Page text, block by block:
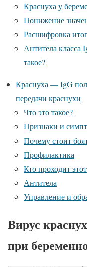
Краснуха у
Понижение
Расшифровка
Антитела класса
такое?
Краснуха — IgG
передачи краснухи
Что это такое?
Признаки и
Почему стоит
Профилактика
Кто проходит
Антитела
Управление и
Вирус
при